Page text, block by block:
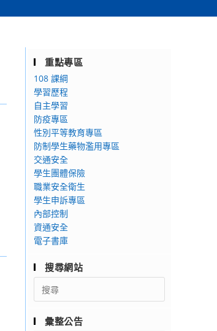
重點專區
108 課綱
學習歷程
自主學習
防疫專區
性別平等教育專區
防制學生藥物濫用專區
交通安全
學生團體保險
職業安全衛生
學生申訴專區
內部控制
資通安全
電子書庫
搜尋網站
Search
for:
彙整公告